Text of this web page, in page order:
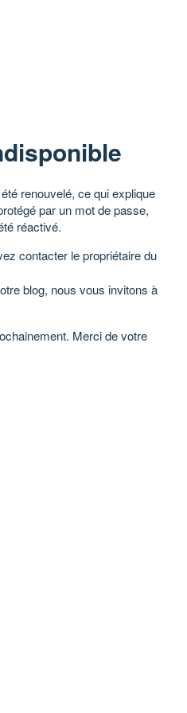
renouvelé, ce qui explique
par un mot de passe,
réactivé.
contacter le propriétaire du
blog, nous vous invitons à
Merci de votre